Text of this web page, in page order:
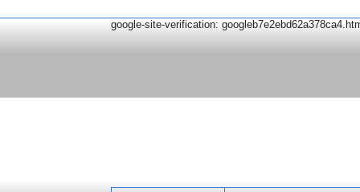
google-site-verification: